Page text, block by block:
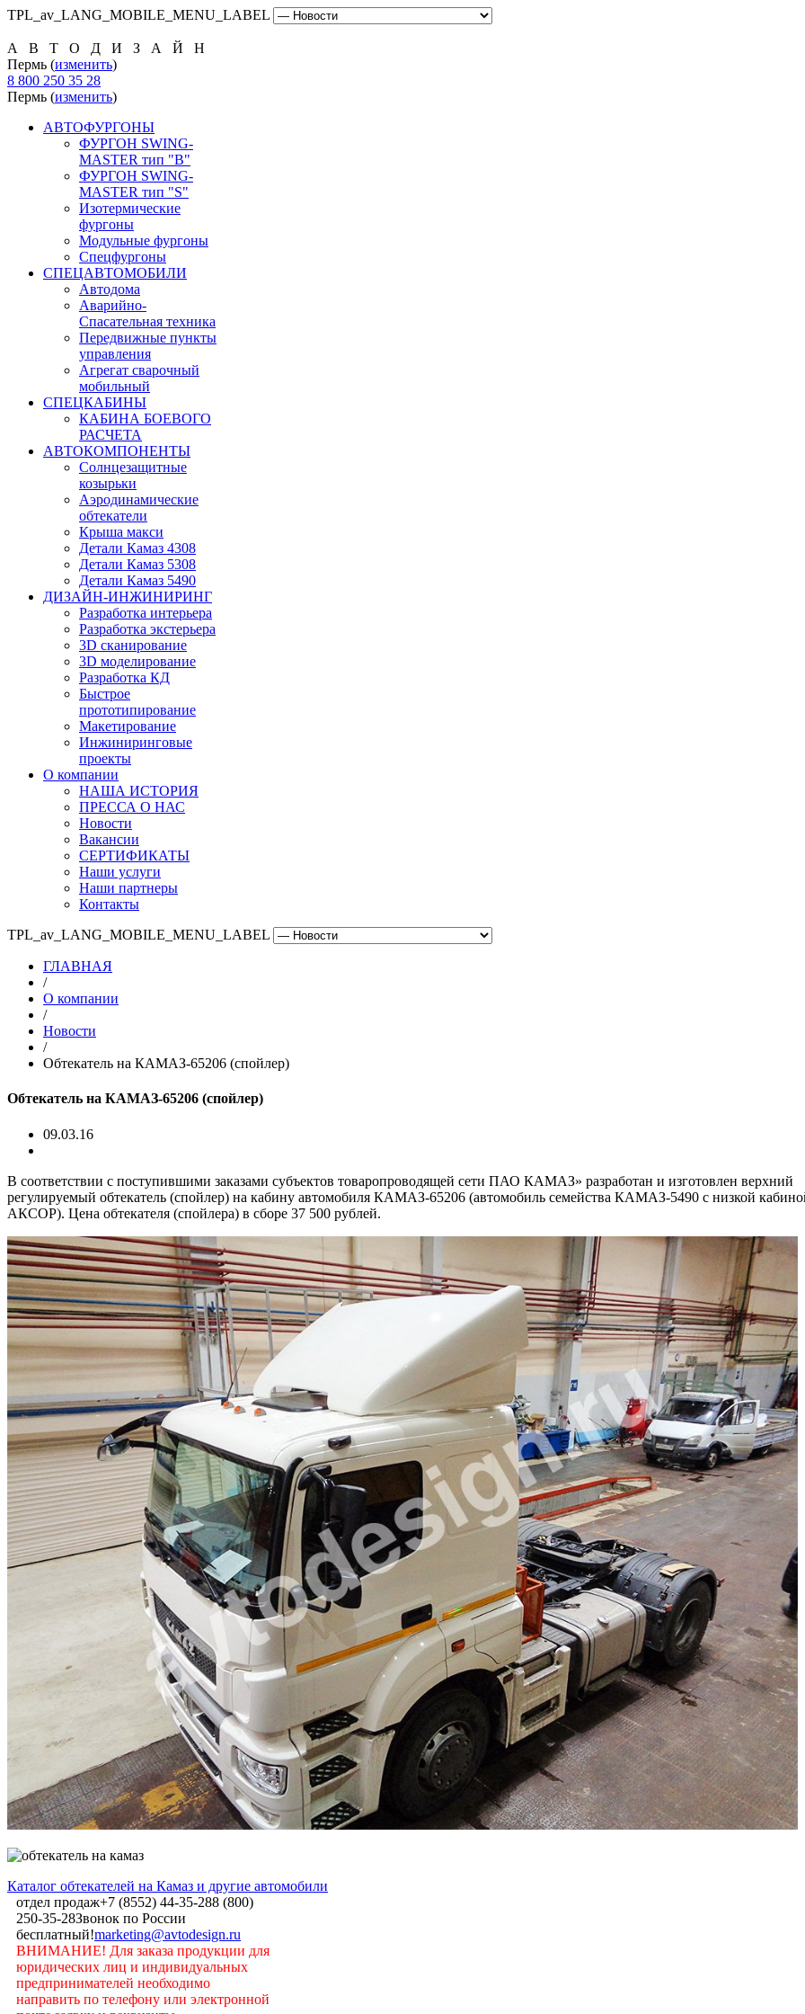
TPL_av_LANG_MOBILE_MENU_LABEL
А В Т О Д И З А Й Н
Пермь (изменить)
8 800 250 35 28
Пермь (изменить)
АВТОФУРГОНЫ
ФУРГОН SWING-
MASTER тип "B"
ФУРГОН SWING-
MASTER тип "S"
Изотермические
фургоны
Модульные фургоны
Спецфургоны
СПЕЦАВТОМОБИЛИ
Автодома
Аварийно-
Спасательная техника
Передвижные пункты
управления
Агрегат сварочный
мобильный
СПЕЦКАБИНЫ
КАБИНА БОЕВОГО
РАСЧЕТА
АВТОКОМПОНЕНТЫ
Солнцезащитные
козырьки
Аэродинамические
обтекатели
Крыша макси
Детали Камаз 4308
Детали Камаз 5308
Детали Камаз 5490
ДИЗАЙН-ИНЖИНИРИНГ
Разработка интерьера
Разработка экстерьера
3D сканирование
3D моделирование
Разработка КД
Быстрое
прототипирование
Макетирование
Инжиниринговые
проекты
О компании
НАША ИСТОРИЯ
ПРЕССА О НАС
Новости
Вакансии
СЕРТИФИКАТЫ
Наши услуги
Наши партнеры
Контакты
TPL_av_LANG_MOBILE_MENU_LABEL
ГЛАВНАЯ
/
О компании
/
Новости
/
Обтекатель на КАМАЗ-65206 (спойлер)
Обтекатель на КАМАЗ-65206 (спойлер)
09.03.16
В соответствии с поступившими заказами субъектов товаропроводящей сети ПАО КАМАЗ» разработан и изготовлен верхний
регулируемый обтекатель (спойлер) на кабину автомобиля КАМАЗ-65206 (автомобиль семейства КАМАЗ-5490 с низкой
АКСОР). Цена обтекателя (спойлера) в сборе 37 500 рублей.
Каталог обтекателей на Камаз и другие автомобили
отдел продаж+7 (8552) 44-35-288 (800)
250-35-28Звонок по России
бесплатный!marketing@avtodesign.ru
ВНИМАНИЕ! Для заказа продукции для
юридических лиц и индивидуальных
предпринимателей необходимо
направить по телефону или электронной